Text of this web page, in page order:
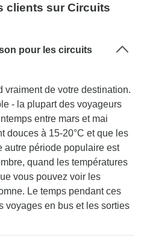
clients sur Circuits
pour les circuits
vraiment de votre destination.
- la plupart des voyageurs
entre mars et mai
douces à 15-20°C et que les
autre période populaire est
quand les températures
vous pouvez voir les
Le temps pendant ces
voyages en bus et les sorties